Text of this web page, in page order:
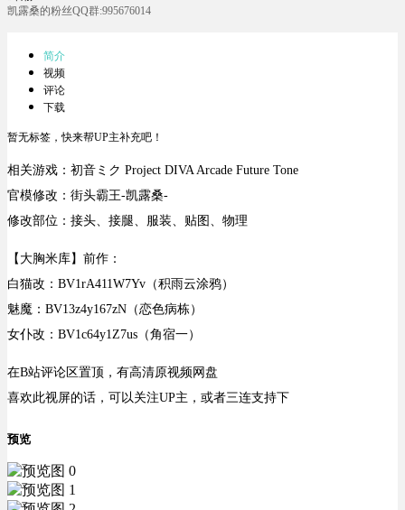
凯露桑的粉丝QQ群:995676014
简介
视频
评论
下载
暂无标签，快来帮UP主补充吧！
相关游戏：初音ミク Project DIVA Arcade Future Tone
官模修改：街头霸王-凯露桑-
修改部位：接头、接腿、服装、贴图、物理
【大胸米库】前作：
白猫改：BV1rA411W7Yv（积雨云涂鸦）
魅魔：BV13z4y167zN（恋色病栋）
女仆改：BV1c64y1Z7us（角宿一）
在B站评论区置顶，有高清原视频网盘
喜欢此视屏的话，可以关注UP主，或者三连支持下
预览